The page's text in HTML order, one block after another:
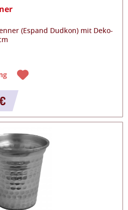
(Espand Dudkon) mit Deko-